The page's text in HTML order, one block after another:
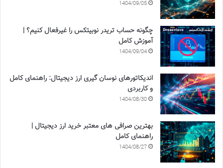
1404/09/05
چگونه حساب تریدر نوبیتکس را غیرفعال کنیم؟ |
آموزش کامل
1404/09/04
اندیکاتورهای نوسان گیری ارز دیجیتال: راهنمای کامل
و کاربردی
1404/08/30
بهترین صرافی های معتبر خرید ارز دیجیتال |
راهنمای کامل
1404/08/27